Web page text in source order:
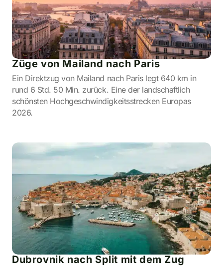
Züge von Mailand nach Paris
Ein Direktzug von Mailand nach Paris legt 640 km in
rund 6 Std. 50 Min. zurück. Eine der landschaftlich
schönsten Hochgeschwindigkeitsstrecken Europas
2026.
Dubrovnik nach Split mit dem Zug